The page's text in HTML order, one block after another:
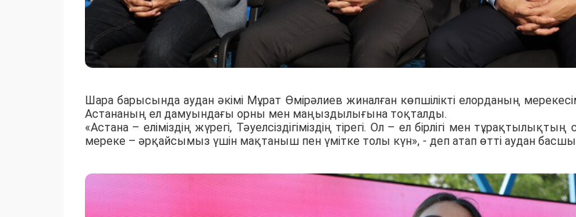
Шара барысында аудан әкімі Мұрат Өмірәлиев жиналған көпшілікті елорданың
Астананың ел дамуындағы орны мен маңыздылығына тоқталды.
«Астана – еліміздің жүрегі, Тәуелсіздігіміздің тірегі. Ол – ел бірлігі мен тұрақтылықтың
мереке – әрқайсымыз үшін мақтаныш пен үмітке толы күн», - деп атап өтті аудан